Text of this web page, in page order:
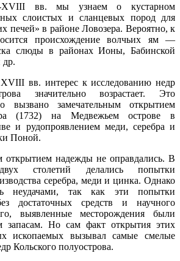
вв. мы узнаем о кустарном
слоистых и сланцевых пород для
печей» в районе Ловозера. Вероятно, к
происхождение волчьих ям —
слюды в районах Ионы, Бабинской
вв. интерес к исследованию недр
значительно возрастает. Это
вызвано замечательным открытием
(1732) на Медвежьем острове в
и рудопроявлением меди, серебра и
Поной.
открытием надежды не оправдались. В
столетий делались попытки
серебра, меди и цинка. Однако
неудачами, так как эти попытки
достаточных средств и научного
выявленные месторождения были
Но сам факт открытия этих
ископаемых вызывал самые смелые
Кольского полуострова.